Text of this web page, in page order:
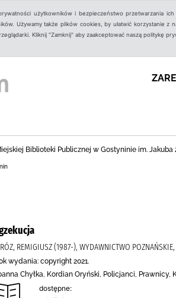
użytkowników i bezpieczeństwo przetwarzania
Używamy także plików cookies, by ułatwić korzystanie
Kliknij "Zamknij" aby zaakceptować naszą politykę
Biblioteki Publicznej w Gostyninie im. Jakuba
REMIGIUSZ (1987-), WYDAWNICTWO
wydania: copyright 2021.
Chyłka, Kordian Oryński, Policjanci, Prawnicy,
dostępne: